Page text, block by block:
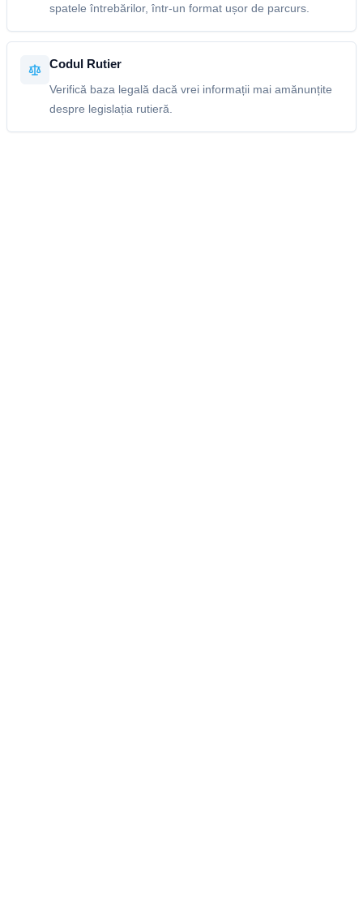
spatele întrebărilor, într-un format ușor de parcurs.
Codul Rutier
Verifică baza legală dacă vrei informații mai amănunțite
despre legislația rutieră.